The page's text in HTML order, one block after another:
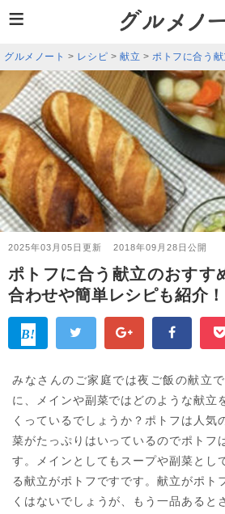
グルメノート > レシピ >献立 >ポトフに合う
2025年03月05日更新 2018年09月28日公開
ポトフに合う献立のおすす
合わせや簡単レシピも紹介！
みなさんのご家庭では夜ご飯の献立
に、メインや副菜ではどのような献立
くっているでしょうか？ポトフは人気
菜がたっぷりはいっているのでポトフ
す。メインとしてもスープや副菜とし
る献立がポトフですです。献立がポト
くはないでしょうが、もう一品あると
≡